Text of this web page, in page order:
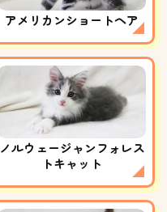
アメリカンショートヘア
ノルウェージャンフォレス
トキャット